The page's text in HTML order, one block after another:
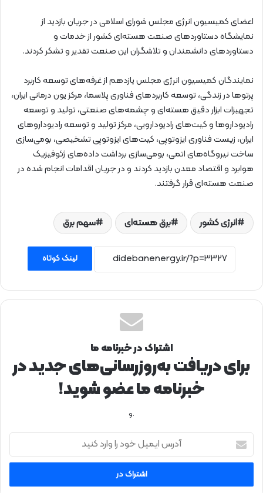
اعضای کمیسیون انرژی مجلس شورای اسلامی در جریان بازدید از
نمایشگاه دستاوردهای صنعت هسته‌ای کشور از خدمات و
دستاوردهای دانشمندان و تلاشگران این صنعت تقدیر و تشکر کردند.
نمایندگان کمیسیون انرژی مجلس یازدهم از غرفه‌های توسعه کاربرد
پرتوها در زندگی، توسعه کاربردهای فناوری پلاسما، مرکز یون درمانی ایران،
تجهیزات ابزار دقیق هسته‌ای و چشمه‌های صنعتی، تولید و توسعه
رادیوداروها و کیت‌های رادیودارویی، مرکز تولید و توسعه رادیوداروهای
ایران، زیست فناوری ایزوتوپی، کیت‌های ایزوتوپی تشخیصی، بومی‌سازی
ساخت نیروگاه‌های اتمی، بومی‌سازی برداشت داده‌های ژئوفیزیک
هوابرد و اقتصاد معدن بازدید کردند و در جریان اقدامات انجام شده در
صنعت هسته‌ای قرار گرفتند.
انرژی کشور برق هسته‌ای سهم برق
لینک کوتاه
اشتراک در خبرنامه ما
برای دریافت به‌روزرسانی‌های جدید در
خبرنامه ما عضو شوید!
.و
آ
ر
ا